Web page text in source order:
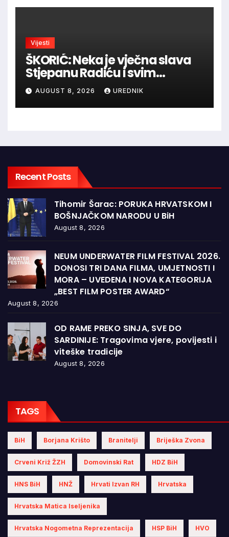
Vijesti
ŠKORIĆ: Neka je vječna slava
Stjepanu Radiću i svim
hrvatskim velikanima, a
vječna zahvalnost hrvatskim
braniteljima
AUGUST 8, 2026 UREDNIK
Recent Posts
Tihomir Šarac: PORUKA HRVATSKOM I
BOŠNJAČKOM NARODU U BiH
August 8, 2026
NEUM UNDERWATER FILM FESTIVAL 2026.
DONOSI TRI DANA FILMA, UMJETNOSTI I
MORA – UVEDENA I NOVA KATEGORIJA
„BEST FILM POSTER AWARD“
August 8, 2026
OD RAME PREKO SINJA, SVE DO
SARDINIJE: Tragovima vjere, povijesti i
viteške tradicije
August 8, 2026
TAGS
BiH Borjana Krišto Branitelji Briješka Zvona
Crveni Križ ŽZH Domovinski Rat HDZ BiH
HNS BiH HNŽ Hrvati Izvan RH Hrvatska
Hrvatska Matica Iseljenika
Hrvatska Nogometna Reprezentacija HSP BiH HVO